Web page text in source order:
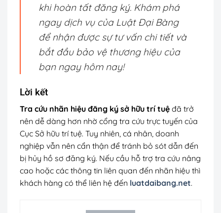
khi hoàn tất đăng ký. Khám phá
ngay dịch vụ của Luật Đại Bàng
để nhận được sự tư vấn chi tiết và
bắt đầu bảo vệ thương hiệu của
bạn ngay hôm nay!
Lời kết
Tra cứu nhãn hiệu đăng ký sở hữu trí tuệ đã trở
nên dễ dàng hơn nhờ cổng tra cứu trực tuyến của
Cục Sở hữu trí tuệ. Tuy nhiên, cá nhân, doanh
nghiệp vẫn nên cẩn thận để tránh bỏ sót dẫn đến
bị hủy hồ sơ đăng ký. Nếu cầu hỗ trợ tra cứu nâng
cao hoặc các thông tin liên quan đến nhãn hiệu thì
khách hàng có thể liên hệ đến luatdaibang.net.